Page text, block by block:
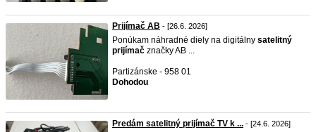
Prijímač AB - [26.6. 2026]
Ponúkam náhradné diely na digitálny satelitný
prijímač značky AB ...
Partizánske - 958 01
Dohodou
Predám satelitný prijímač TV k ... - [24.6. 2026]